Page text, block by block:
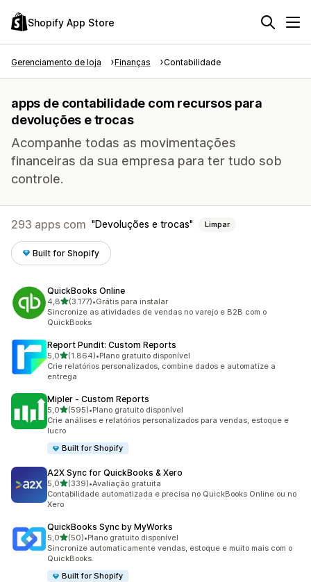
Shopify App Store
Gerenciamento de loja Finanças Contabilidade
apps de contabilidade com recursos para
devoluções e trocas
Acompanhe todas as movimentações
financeiras da sua empresa para ter tudo sob
controle.
293 apps com Devoluções e trocas Limpar
Built for Shopify
QuickBooks Online
4,8de 5 estrelas
(3.177)
3177 avaliações ao todo
•Grátis para instalar
Sincronize as atividades de vendas no varejo e B2B com o
QuickBooks
Report Pundit: Custom Reports
5,0de 5 estrelas
(1.864)
1864 avaliações ao todo
•Plano gratuito disponível
Crie relatórios personalizados, combine dados e automatize a
entrega
Mipler ‑ Custom Reports
5,0de 5 estrelas
(595)
595 avaliações ao todo
•Plano gratuito disponível
Crie análises e relatórios personalizados para vendas, estoque e
lucro
Built for Shopify
A2X Sync for QuickBooks & Xero
5,0de 5 estrelas
(339)
339 avaliações ao todo
•Avaliação gratuita
Contabilidade automatizada e precisa no QuickBooks Online ou no
Xero
QuickBooks Sync by MyWorks
5,0de 5 estrelas
(50)
50 avaliações ao todo
•Plano gratuito disponível
Sincronize automaticamente vendas, estoque e muito mais com o
QuickBooks.
Built for Shopify